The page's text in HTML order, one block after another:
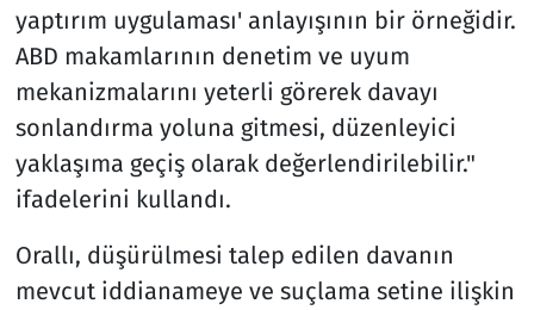
yaptırım uygulaması' anlayışının bir örneğidir.
ABD makamlarının denetim ve uyum
mekanizmalarını yeterli görerek davayı
sonlandırma yoluna gitmesi, düzenleyici
yaklaşıma geçiş olarak değerlendirilebilir."
ifadelerini kullandı.
Orallı, düşürülmesi talep edilen davanın
mevcut iddianameye ve suçlama setine ilişkin